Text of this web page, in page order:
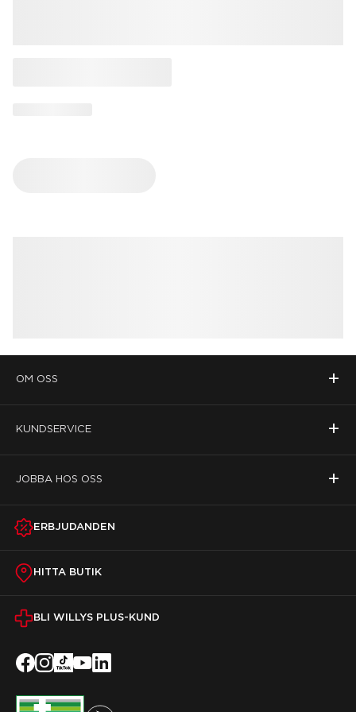
OM OSS +
KUNDSERVICE +
JOBBA HOS OSS +
ERBJUDANDEN
HITTA BUTIK
BLI WILLYS PLUS-KUND